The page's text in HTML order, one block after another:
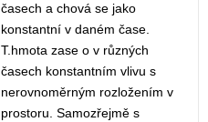
časech a chová se jako
konstantní v daném čase.
T.hmota zase o v různých
časech konstantním vlivu s
nerovnoměrným rozložením v
prostoru. Samozřejmě s